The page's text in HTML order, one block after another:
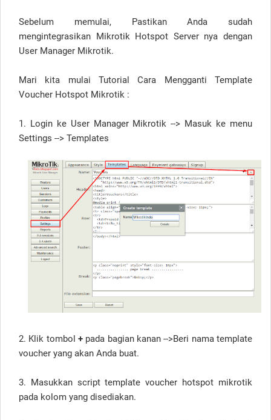
Sebelum memulai, Pastikan Anda sudah
mengintegrasikan Mikrotik Hotspot Server nya dengan
User Manager Mikrotik.
Mari kita mulai Tutorial Cara Mengganti Template
Voucher Hotspot Mikrotik :
1. Login ke User Manager Mikrotik --> Masuk ke menu
Settings --> Templates
2. Klik tombol + pada bagian kanan -->Beri nama template
voucher yang akan Anda buat.
3. Masukkan script template voucher hotspot mikrotik
pada kolom yang disediakan.